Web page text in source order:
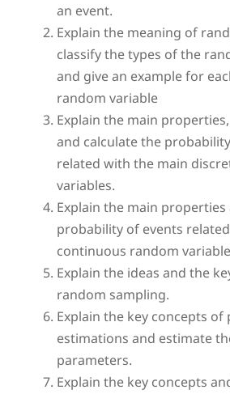
an event.
Explain the meaning of
classify the types of the
and give an example for
random variable
Explain the main
and calculate the
related with the main
variables.
Explain the main
probability of events
continuous random
Explain the ideas and the
random sampling.
Explain the key concepts
estimations and estimate
parameters.
Explain the key concepts